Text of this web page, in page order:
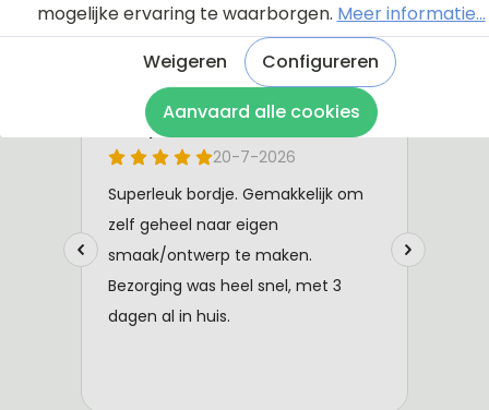
mogelijke ervaring te waarborgen. Meer informatie...
Weigeren
Configureren
Aanvaard alle cookies